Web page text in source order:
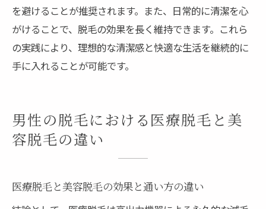
を避けることが推奨されます。また、日常的に清潔を心
がけることで、脱毛の効果を長く維持できます。これら
の実践により、理想的な清潔感と快適な生活を継続的に
手に入れることが可能です。
男性の脱毛における医療脱毛と美
容脱毛の違い
医療脱毛と美容脱毛の効果と通い方の違い